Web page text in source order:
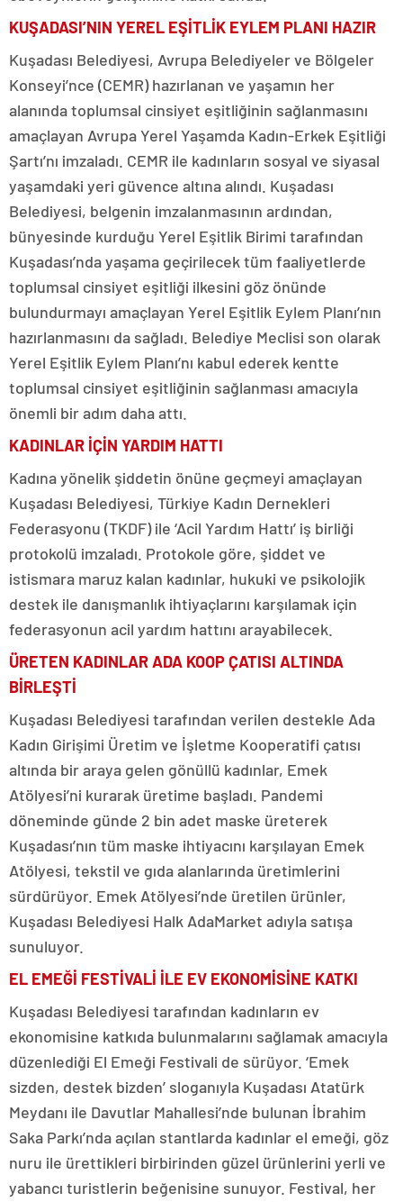
KUŞADASI’NIN YEREL EŞİTLİK EYLEM PLANI HAZIR
Kuşadası Belediyesi, Avrupa Belediyeler ve Bölgeler
Konseyi’nce (CEMR) hazırlanan ve yaşamın her
alanında toplumsal cinsiyet eşitliğinin sağlanmasını
amaçlayan Avrupa Yerel Yaşamda Kadın-Erkek Eşitliği
Şartı’nı imzaladı. CEMR ile kadınların sosyal ve siyasal
yaşamdaki yeri güvence altına alındı. Kuşadası
Belediyesi, belgenin imzalanmasının ardından,
bünyesinde kurduğu Yerel Eşitlik Birimi tarafından
Kuşadası’nda yaşama geçirilecek tüm faaliyetlerde
toplumsal cinsiyet eşitliği ilkesini göz önünde
bulundurmayı amaçlayan Yerel Eşitlik Eylem Planı’nın
hazırlanmasını da sağladı. Belediye Meclisi son olarak
Yerel Eşitlik Eylem Planı’nı kabul ederek kentte
toplumsal cinsiyet eşitliğinin sağlanması amacıyla
önemli bir adım daha attı.
KADINLAR İÇİN YARDIM HATTI
Kadına yönelik şiddetin önüne geçmeyi amaçlayan
Kuşadası Belediyesi, Türkiye Kadın Dernekleri
Federasyonu (TKDF) ile ‘Acil Yardım Hattı’ iş birliği
protokolü imzaladı. Protokole göre, şiddet ve
istismara maruz kalan kadınlar, hukuki ve psikolojik
destek ile danışmanlık ihtiyaçlarını karşılamak için
federasyonun acil yardım hattını arayabilecek.
ÜRETEN KADINLAR ADA KOOP ÇATISI ALTINDA
BİRLEŞTİ
Kuşadası Belediyesi tarafından verilen destekle Ada
Kadın Girişimi Üretim ve İşletme Kooperatifi çatısı
altında bir araya gelen gönüllü kadınlar, Emek
Atölyesi’ni kurarak üretime başladı. Pandemi
döneminde günde 2 bin adet maske üreterek
Kuşadası’nın tüm maske ihtiyacını karşılayan Emek
Atölyesi, tekstil ve gıda alanlarında üretimlerini
sürdürüyor. Emek Atölyesi’nde üretilen ürünler,
Kuşadası Belediyesi Halk AdaMarket adıyla satışa
sunuluyor.
EL EMEĞİ FESTİVALİ İLE EV EKONOMİSİNE KATKI
Kuşadası Belediyesi tarafından kadınların ev
ekonomisine katkıda bulunmalarını sağlamak amacıyla
düzenlediği El Emeği Festivali de sürüyor. ‘Emek
sizden, destek bizden’ sloganıyla Kuşadası Atatürk
Meydanı ile Davutlar Mahallesi’nde bulunan İbrahim
Saka Parkı’nda açılan stantlarda kadınlar el emeği, göz
nuru ile ürettikleri birbirinden güzel ürünlerini yerli ve
yabancı turistlerin beğenisine sunuyor. Festival, her